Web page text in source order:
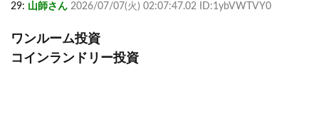
29: 山師さん 2026/07/07(火) 02:07:47.02 ID:1ybVWTVY0
ワンルーム投資
コインランドリー投資